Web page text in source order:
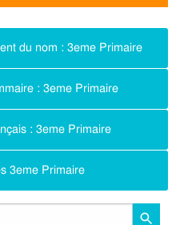
du nom : 3eme Primaire
: 3eme Primaire
: 3eme Primaire
3eme Primaire